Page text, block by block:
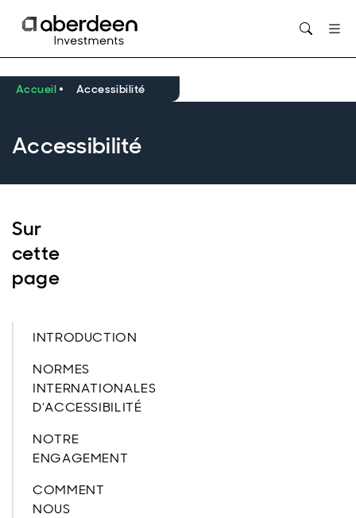
Accueil Accessibilité
Accessibilité
Sur
cette
page
INTRODUCTION
NORMES
INTERNATIONALES
D’ACCESSIBILITÉ
NOTRE
ENGAGEMENT
COMMENT
NOUS